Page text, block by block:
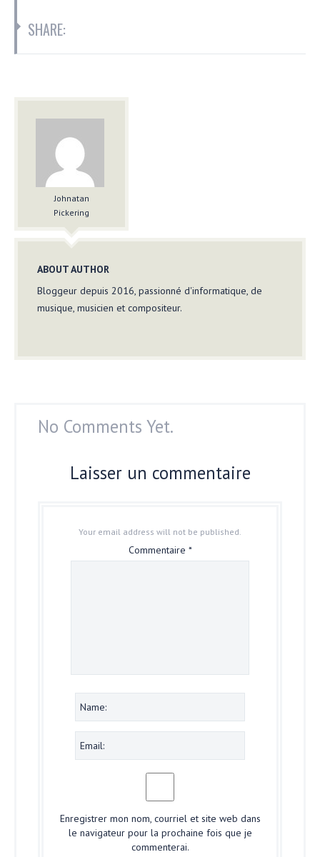
SHARE:
Johnatan
Pickering
ABOUT AUTHOR
Bloggeur depuis 2016, passionné d'informatique, de
musique, musicien et compositeur.
No Comments Yet.
Laisser un commentaire
Your email address will not be published.
Commentaire *
Enregistrer mon nom, courriel et site web dans
le navigateur pour la prochaine fois que je
commenterai.